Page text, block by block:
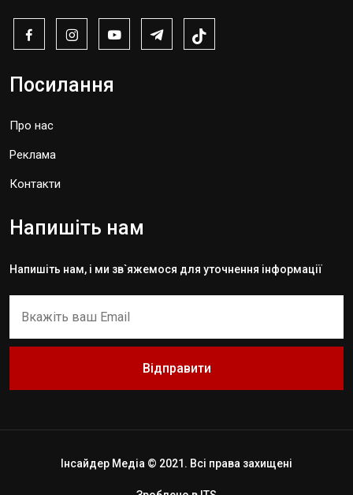
Посилання
Про нас
Реклама
Контакти
Напишіть нам
Напишіть нам, і ми зв`яжемося для уточнення інформації
Відправити
Інсайдер Медіа © 2021. Всі права захищені